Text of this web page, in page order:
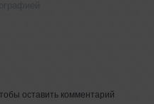
оставить комментарий